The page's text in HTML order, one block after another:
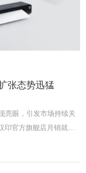
张态势迅猛
亮眼，引发市场持续关
官方旗舰店月销就已